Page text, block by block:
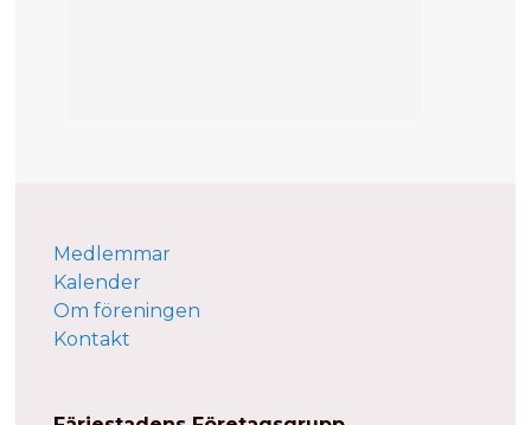
Medlemmar
Kalender
Om föreningen
Kontakt